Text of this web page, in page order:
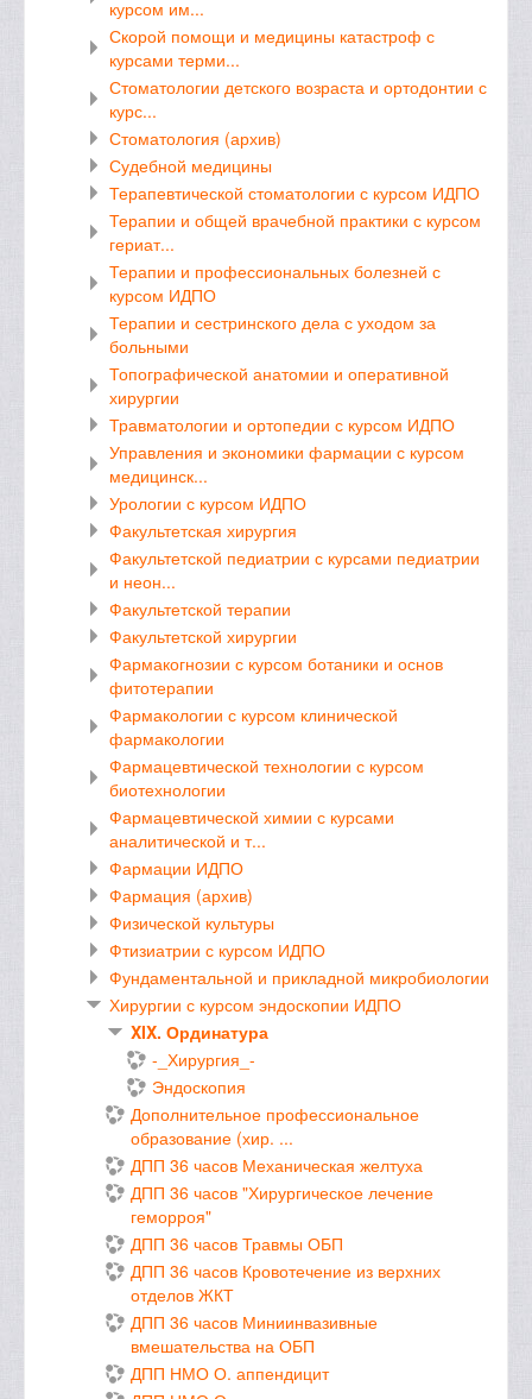
курсом им...
Скорой помощи и медицины катастроф с
курсами терми...
Стоматологии детского возраста и ортодонтии с
курс...
Стоматология (архив)
Судебной медицины
Терапевтической стоматологии с курсом ИДПО
Терапии и общей врачебной практики с курсом
гериат...
Терапии и профессиональных болезней с
курсом ИДПО
Терапии и сестринского дела с уходом за
больными
Топографической анатомии и оперативной
хирургии
Травматологии и ортопедии с курсом ИДПО
Управления и экономики фармации с курсом
медицинск...
Урологии с курсом ИДПО
Факультетская хирургия
Факультетской педиатрии с курсами педиатрии
и неон...
Факультетской терапии
Факультетской хирургии
Фармакогнозии с курсом ботаники и основ
фитотерапии
Фармакологии с курсом клинической
фармакологии
Фармацевтической технологии с курсом
биотехнологии
Фармацевтической химии с курсами
аналитической и т...
Фармации ИДПО
Фармация (архив)
Физической культуры
Фтизиатрии с курсом ИДПО
Фундаментальной и прикладной микробиологии
Хирургии с курсом эндоскопии ИДПО
XIX. Ординатура
-_Хирургия_-
Эндоскопия
Дополнительное профессиональное
образование (хир. ...
ДПП 36 часов Механическая желтуха
ДПП 36 часов "Хирургическое лечение
геморроя"
ДПП 36 часов Травмы ОБП
ДПП 36 часов Кровотечение из верхних
отделов ЖКТ
ДПП 36 часов Миниинвазивные
вмешательства на ОБП
ДПП НМО О. аппендицит